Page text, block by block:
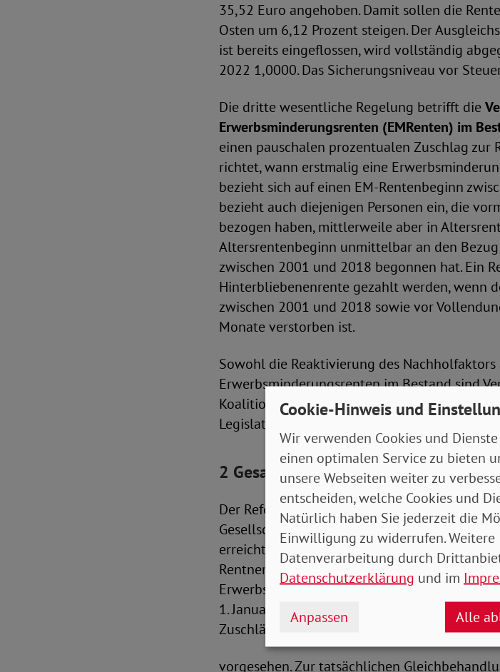
35,52 Euro angehoben. Damit sollen die
Osten um 6,12 Prozent steigen. Der
ist bereits eingeflossen, wird vollständig
2022 1,0000. Das Sicherungsniveau vor
Die dritte wesentliche Regelung betrifft die
Erwerbsminderungsrenten (EMRenten) im
einen pauschalen prozentualen Zuschlag zur
richtet, wann erstmalig eine
bezieht sich auf einen EM-Rentenbeginn
bezieht auch diejenigen Personen ein, die
bezogen haben, mittlerweile aber in
Altersrentenbeginn unmittelbar an den
zwischen 2001 und 2018 begonnen hat. Ein
Hinterbliebenenrente gezahlt werden, wenn
zwischen 2001 und 2018 sowie vor
Monate verstorben ist.
Sowohl die Reaktivierung des
Erwerbsminderungsrenten im Bestand sind
Koalitionsvertrag der Koalition aus SPD,
Legislaturperiode.
2 Gesamtbewertung
Der Referentenentwurf ist von dem Ziel
Gesellschaft nachhaltig zu stärken. Dieses
erreicht worden. Zu begrüßen ist, dass der
Rentner*innen Leistungsverbesserungen
Erwerbsminderungsrentner*innen
1. Januar 2001 und 31. Dezember 2018
Zuschläge zur Aufstockung der Rente für
vorgesehen. Zur tatsächlichen
Cookie-Hinweis und
Wir verwenden Cookies und
einen optimalen Service zu bieten
unsere Webseiten weiter zu
entscheiden, welche Cookies und
Natürlich haben Sie jederzeit die
Einwilligung zu widerrufen.
Datenverarbeitung durch
Datenschutzerklärung und im
Anpassen Alle